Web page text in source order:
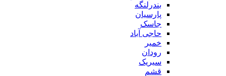
بندرلنگه
پارسیان
جاسک
حاجی آباد
خمیر
رودان
سیریک
قشم